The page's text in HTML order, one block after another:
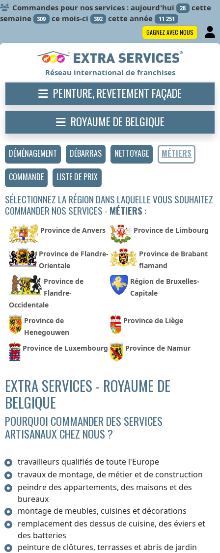
Commandes pour nos services : aujourd'hui 28 cette
semaine
309 ce mois-ci 392 cette année 11 251
GAGNEZ AVEC NOUS
DÉMÉNAGEMENT DÉBARRAS NETTOYAGE
MÉTIERS
COMMANDE
LISTE DE PRIX
SÉLECTIONNEZ LA RÉGION DANS LAQUELLE VOUS SOUHAITEZ
COMMANDER NOS SERVICES - MÉTIERS :
Province de Anvers Province de Limbourg
Province de Flandre-
Orientale
Province de Brabant
flamand
Province de
Flandre-
Occidentale
Région de Bruxelles-
Capitale
Province de
Henegouwen
Province de Liège
Province de Luxembourg Province de Namur
EXTRA SERVICES - ROYAUME DE
BELGIQUE
POURQUOI COMMANDER DES SERVICES
ARTISANAUX CHEZ NOUS ?
travailleurs qualifiés de toute l'Europe
travaux de montage, de métier et de construction
peindre des appartements, des maisons et des
bureaux
montage de meubles, cuisines et décorations
remplacement des dessus de cuisine, des éviers et
des batteries
peinture de clôtures, terrasses et abris de jardin
Réseau international de franchises
PEINTURE, REVETEMENT FAÇADE
ROYAUME DE BELGIQUE